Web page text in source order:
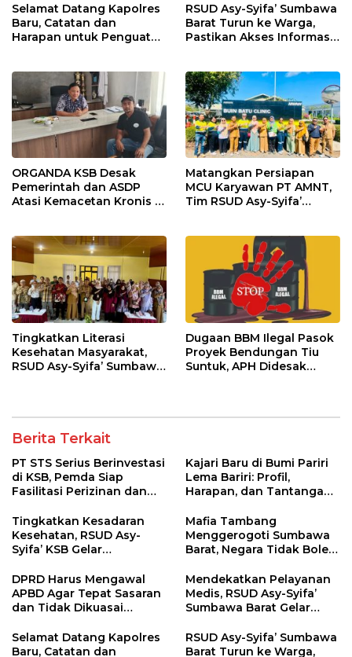
Selamat Datang Kapolres
Baru, Catatan dan
Harapan untuk Penguatan
RSUD Asy-Syifa’ Sumbawa
Barat Turun ke Warga,
Pastikan Akses Informasi
ORGANDA KSB Desak
Pemerintah dan ASDP
Atasi Kemacetan Kronis di
Matangkan Persiapan
MCU Karyawan PT AMNT,
Tim RSUD Asy-Syifa’
Tingkatkan Literasi
Kesehatan Masyarakat,
RSUD Asy-Syifa’ Sumbawa
Dugaan BBM Ilegal Pasok
Proyek Bendungan Tiu
Suntuk, APH Didesak
Berita Terkait
PT STS Serius Berinvestasi
di KSB, Pemda Siap
Fasilitasi Perizinan dan
Regulasi
Kajari Baru di Bumi Pariri
Lema Bariri: Profil,
Harapan, dan Tantangan
Tingkatkan Kesadaran
Kesehatan, RSUD Asy-
Syifa’ KSB Gelar
Melitus pada Lansia
Mafia Tambang
Menggerogoti Sumbawa
Barat, Negara Tidak Boleh
hingga WNA
DPRD Harus Mengawal
APBD Agar Tepat Sasaran
dan Tidak Dikuasai
Tertentu
Mendekatkan Pelayanan
Medis, RSUD Asy-Syifa’
Sumbawa Barat Gelar
Kesehatan di Taliwang
Selamat Datang Kapolres
Baru, Catatan dan
RSUD Asy-Syifa’ Sumbawa
Barat Turun ke Warga,